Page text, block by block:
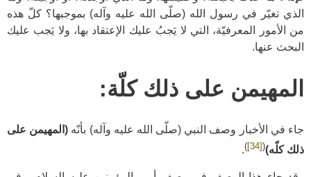
الذي تغيّر في رسول الله (صلّى الله عليه وآله) بموجبها؟ كلّ هذه
من الأمور المعرفيّة، التي لا يَجبُ عليك الإعتقاد بها، ولا يَجب عليك
البحث عنها.
المهيمن على ذلك كلّة:
جاء في الأخبار وصف النبي (صلّى الله عليه وآله) بأنّه (المهيمن على
ذلك كلّه)(
[34]
)
.